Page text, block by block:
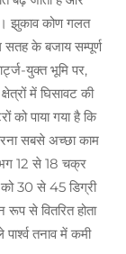
झुकाव कोण गलत
सतह के बजाय सम्पूर्ण
युक्त भूमि पर,
में घिसावट की
पाया गया है कि
सबसे अच्छा काम
12 से 18 चक्र
को 30 से 45 डिग्री
से वितरित होता
तनाव में कमी